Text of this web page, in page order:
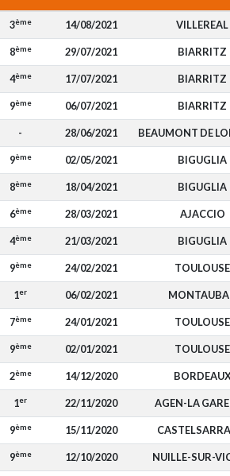
3ème 14/08/2021 VILLEREAL
8ème 29/07/2021 BIARRITZ
4ème 17/07/2021 BIARRITZ
9ème 06/07/2021 BIARRITZ
- 28/06/2021 BEAUMONT DE
9ème 02/05/2021 BIGUGLIA
8ème 18/04/2021 BIGUGLIA
6ème 28/03/2021 AJACCIO
4ème 21/03/2021 BIGUGLIA
9ème 24/02/2021 TOULOUSE
1er 06/02/2021
7ème 24/01/2021 TOULOUSE
9ème 02/01/2021 TOULOUSE
2ème 14/12/2020
1er 22/11/2020 AGEN-LA
9ème 15/11/2020
9ème 12/10/2020 NUILLE-SUR-